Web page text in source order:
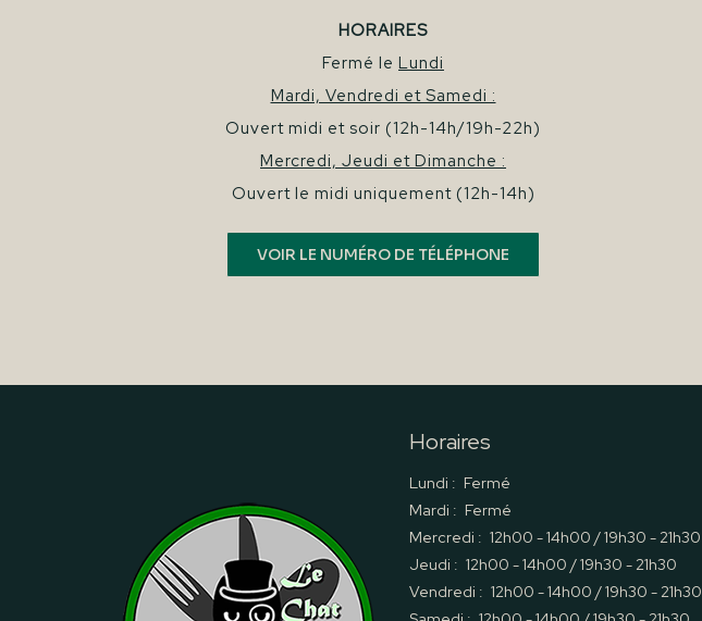
HORAIRES
Fermé le Lundi
Mardi, Vendredi et Samedi :
Ouvert midi et soir (12h-14h/19h-22h)
Mercredi, Jeudi et Dimanche :
Ouvert le midi uniquement (12h-14h)
VOIR LE NUMÉRO DE TÉLÉPHONE
Horaires
Lundi : Fermé
Mardi : Fermé
Mercredi : 12h00 - 14h00 / 19h30 - 21h30
Jeudi : 12h00 - 14h00 / 19h30 - 21h30
Vendredi : 12h00 - 14h00 / 19h30 - 21h30